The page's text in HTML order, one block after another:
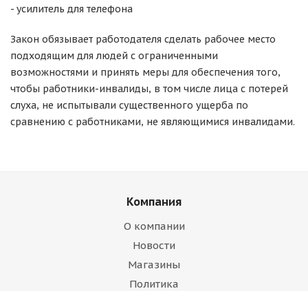
- усилитель для телефона
Закон обязывает работодателя сделать рабочее место
подходящим для людей с ограниченными
возможностями и принять меры для обеспечения того,
чтобы работники-инвалиды, в том числе лица с потерей
слуха, не испытывали существенного ущерба по
сравнению с работниками, не являющимися инвалидами.
Компания
О компании
Новости
Магазины
Политика